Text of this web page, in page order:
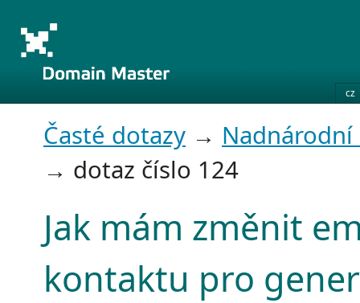
cz
Časté dotazy →
→ dotaz číslo 124
Jak mám změnit
kontaktu pro